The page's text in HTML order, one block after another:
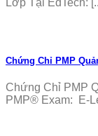
Lớp Tại EdTech:
Chứng Chỉ PMP
Chứng Chỉ PMP
PMP® Exam: E-